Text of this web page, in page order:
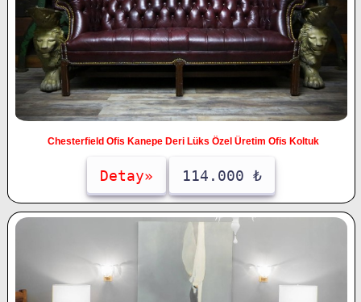
Chesterfield Ofis Kanepe Deri Lüks Özel Üretim Ofis Koltuk
Detay» 114.000 ₺